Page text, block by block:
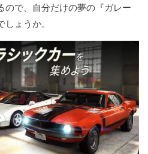
ので、自分だけの夢の『ガレー
ょうか。